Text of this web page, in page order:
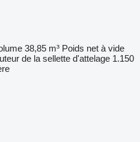
38,85 m³ Poids net à vide
de la sellette d'attelage 1.150